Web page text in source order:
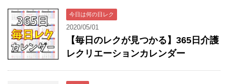
今日は何の日レク
2020/05/01
【毎日のレクが見つかる】365日介護
レクリエーションカレンダー